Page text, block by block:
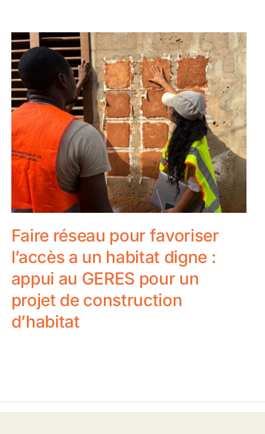
Faire réseau pour favoriser
l’accès a un habitat digne :
appui au GERES pour un
projet de construction
d’habitat